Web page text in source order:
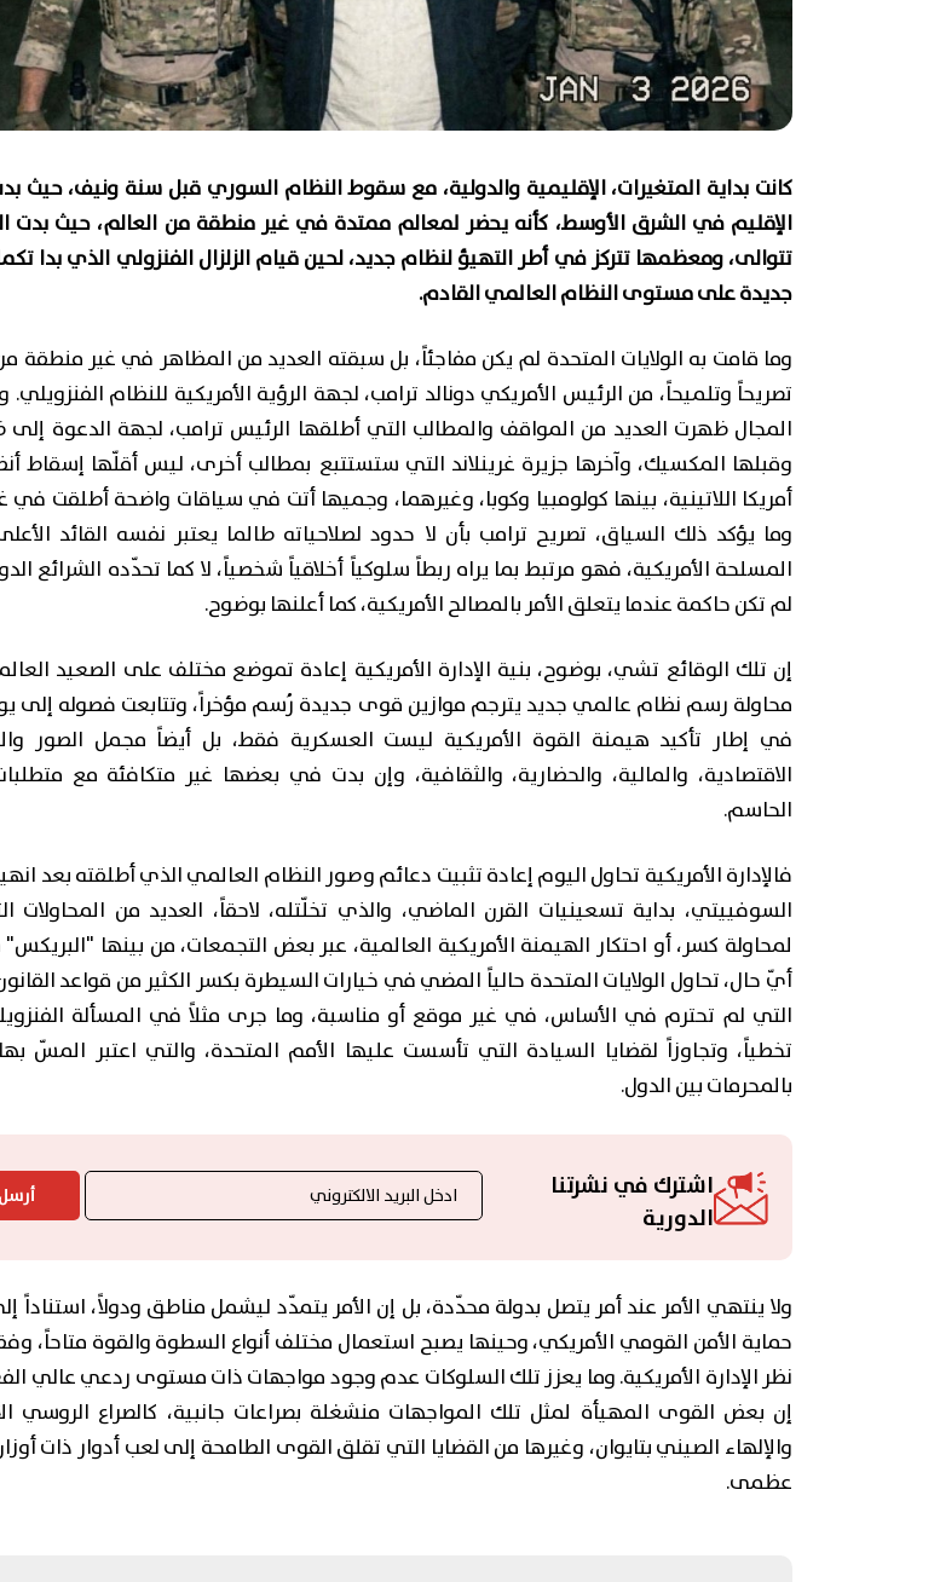
كانت بداية المتغيرات، الإقليمية والدولية، مع سقوط النظام السوري قبل سنة ونيف، حيث
الإقليم في الشرق الأوسط، كأنه يحضر لمعالم ممتدة في غير منطقة من العالم، حيث بدت
تتوالى، ومعظمها تتركز في أطر التهيؤ لنظام جديد، لحين قيام الزلزال الفنزولي الذي بدا
جديدة على مستوى النظام العالمي القادم.
وما قامت به الولايات المتحدة لم يكن مفاجئاً، بل سبقته العديد من المظاهر في غير منطقة
تصريحاً وتلميحاً، من الرئيس الأمريكي دونالد ترامب، لجهة الرؤية الأمريكية للنظام
المجال ظهرت العديد من المواقف والمطالب التي أطلقها الرئيس ترامب، لجهة الدعوة إلى
وقبلها المكسيك، وآخرها جزيرة غرينلاند التي ستستتبع بمطالب أخرى، ليس أقلّها إسقاط
أمريكا اللاتينية، بينها كولومبيا وكوبا، وغيرهما، وجميها أتت في سياقات واضحة أطلقت في
وما يؤكد ذلك السياق، تصريح ترامب بأن لا حدود لصلاحياته طالما يعتبر نفسه القائد
المسلحة الأمريكية، فهو مرتبط بما يراه ربطاً سلوكياً أخلاقياً شخصياً، لا كما تحدّده الشرائع
لم تكن حاكمة عندما يتعلق الأمر بالمصالح الأمريكية، كما أعلنها بوضوح.
إن تلك الوقائع تشي، بوضوح، بنية الإدارة الأمريكية إعادة تموضع مختلف على الصعيد
محاولة رسم نظام عالمي جديد يترجم موازين قوى جديدة رُسم مؤخراً، وتتابعت فصوله إلى
في إطار تأكيد هيمنة القوة الأمريكية ليست العسكرية فقط، بل أيضاً مجمل الصور
الاقتصادية، والمالية، والحضارية، والثقافية، وإن بدت في بعضها غير متكافئة مع
الحاسم.
فالإدارة الأمريكية تحاول اليوم إعادة تثبيت دعائم وصور النظام العالمي الذي أطلقته بعد
السوفييتي، بداية تسعينيات القرن الماضي، والذي تخلّتله، لاحقاً، العديد من المحاولات
لمحاولة كسر، أو احتكار الهيمنة الأمريكية العالمية، عبر بعض التجمعات، من بينها
أيّ حال، تحاول الولايات المتحدة حالياً المضي في خيارات السيطرة بكسر الكثير من قواعد
التي لم تحترم في الأساس، في غير موقع أو مناسبة، وما جرى مثلاً في المسألة
تخطياً، وتجاوزاً لقضايا السيادة التي تأسست عليها الأمم المتحدة، والتي اعتبر المسّ
بالمحرمات بين الدول.
اشترك في نشرتنا
الدورية
أرسل
ولا ينتهي الأمر عند أمر يتصل بدولة محدّدة، بل إن الأمر يتمدّد ليشمل مناطق ودولاً، استناداً
حماية الأمن القومي الأمريكي، وحينها يصبح استعمال مختلف أنواع السطوة والقوة متاحاً،
نظر الإدارة الأمريكية. وما يعزز تلك السلوكات عدم وجود مواجهات ذات مستوى ردعي عالي
إن بعض القوى المهيأة لمثل تلك المواجهات منشغلة بصراعات جانبية، كالصراع الروسي
والإلهاء الصيني بتايوان، وغيرها من القضايا التي تقلق القوى الطامحة إلى لعب أدوار ذات
عظمى.